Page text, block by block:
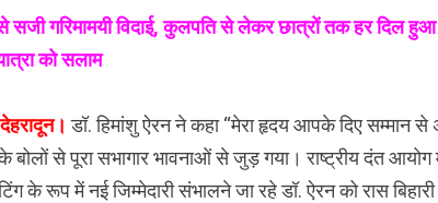
गरिमामयी विदाई, कुलपति से लेकर छात्रों तक हर दिल हुआ
को सलाम
डॉ. हिमांशु ऐरन ने कहा “मेरा हृदय आपके दिए सम्मान
बोलों से पूरा सभागार भावनाओं से जुड़ गया। राष्ट्रीय दंत
के रूप में नई जिम्मेदारी संभालने जा रहे डॉ. ऐरन को रास बिहारी